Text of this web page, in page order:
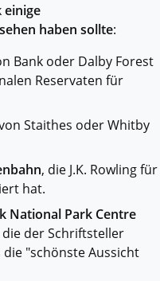
einige
haben sollte:
Bank oder Dalby Forest
Reservaten für
Staithes oder Whitby
, die J.K. Rowling für
hat.
National Park Centre
der Schriftsteller
"schönste Aussicht